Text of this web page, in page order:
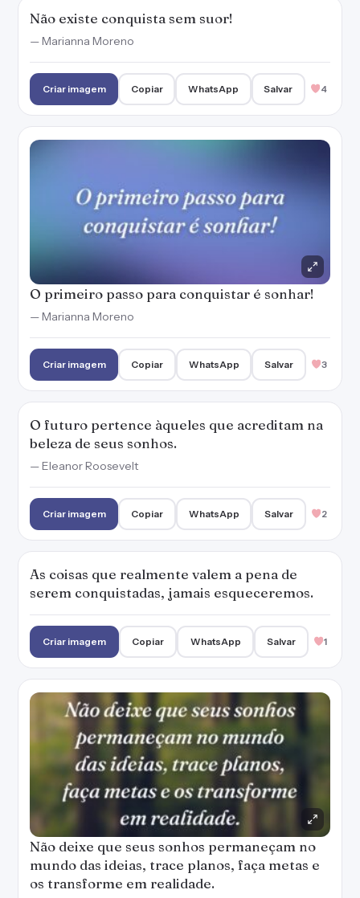
Não existe conquista sem suor!
— Marianna Moreno
Criar imagem Copiar WhatsApp Salvar 4
O primeiro passo para conquistar é sonhar!
— Marianna Moreno
Criar imagem Copiar WhatsApp Salvar 3
O futuro pertence àqueles que acreditam na
beleza de seus sonhos.
— Eleanor Roosevelt
Criar imagem Copiar WhatsApp Salvar 2
As coisas que realmente valem a pena de
serem conquistadas, jamais esqueceremos.
Criar imagem Copiar WhatsApp Salvar 1
Não deixe que seus sonhos permaneçam no
mundo das ideias, trace planos, faça metas e
os transforme em realidade.